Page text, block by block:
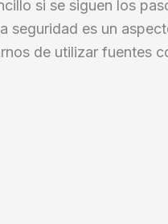
si se siguen los
seguridad es un
de utilizar fuentes